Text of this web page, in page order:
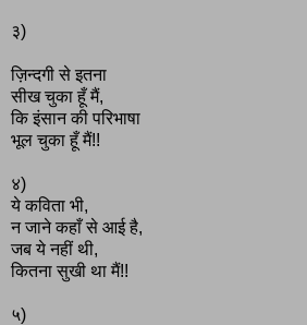
३)
ज़िन्दगी से इतना
सीख चुका हूँ मैं,
कि इंसान की परिभाषा
भूल चुका हूँ मैं!!
४)
ये कविता भी,
न जाने कहाँ से आई है,
जब ये नहीं थी,
कितना सुखी था मैं!!
५)